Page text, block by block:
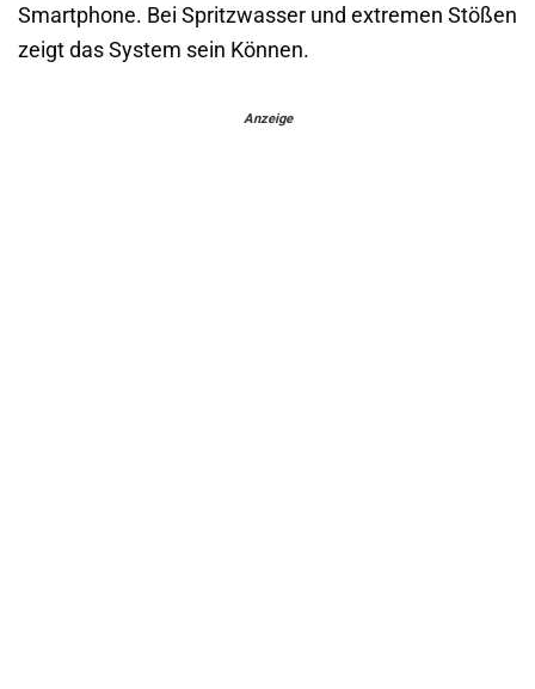
Smartphone. Bei Spritzwasser und extremen Stößen
zeigt das System sein Können.
Anzeige